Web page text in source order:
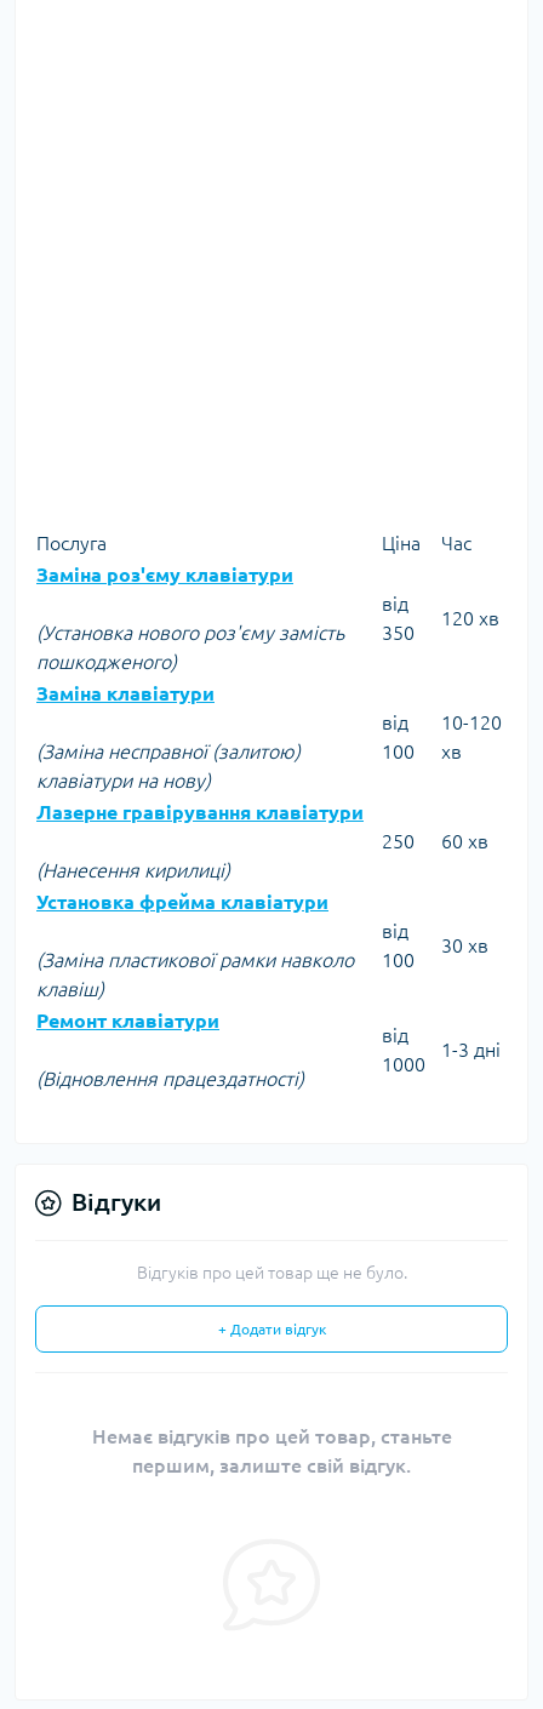
Послуга Ціна
Час
Заміна роз'єму клавіатури
(Установка нового роз'єму замість
пошкодженого)
від
350
120 хв
Заміна клавіатури
(Заміна несправної (залитою)
клавіатури на нову)
від
100
10-120
хв
Лазерне гравірування клавіатури
(Нанесення кирилиці)
250 60 хв
Установка фрейма клавіатури
(Заміна пластикової рамки навколо
клавіш)
від
100
30 хв
Ремонт клавіатури
(Відновлення працездатності)
від
1000
1-3 дні
Відгуки
Відгуків про цей товар ще не було.
+ Додати відгук
Немає відгуків про цей товар, станьте
першим, залиште свій відгук.